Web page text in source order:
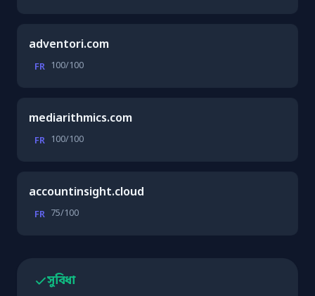
adventori.com
FR 100/100
mediarithmics.com
FR 100/100
accountinsight.cloud
FR 75/100
সুবিধা